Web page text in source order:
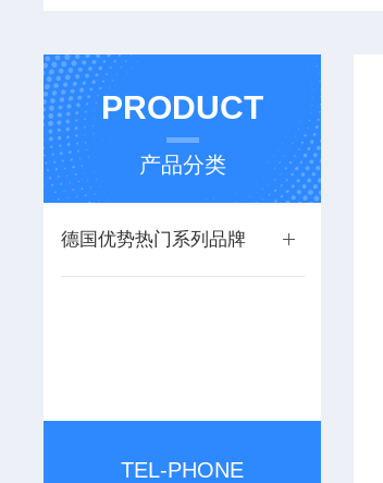
PRODUCT
产品分类
德国优势热门系列品牌
TEL-PHONE